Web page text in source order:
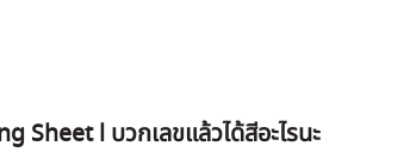
Sheet l บวกเลขแล้วได้สีอะไรนะ